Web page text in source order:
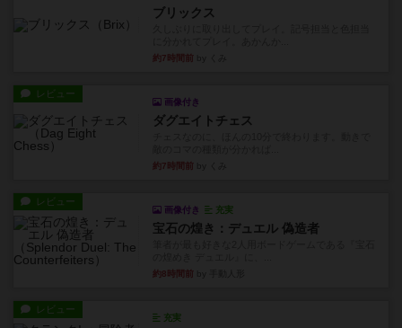
ブリックス
約7時間前
レビュー
画像付き
ダグエイトチェス
約7時間前
レビュー
画像付き 充実
宝石の煌き：デュエル 偽造者
約8時間前
レビュー
充実